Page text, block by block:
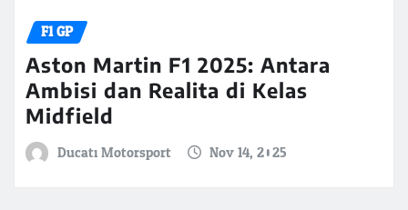
F1 GP
Aston Martin F1 2025: Antara
Ambisi dan Realita di Kelas
Midfield
Ducati Motorsport Nov 14, 2025